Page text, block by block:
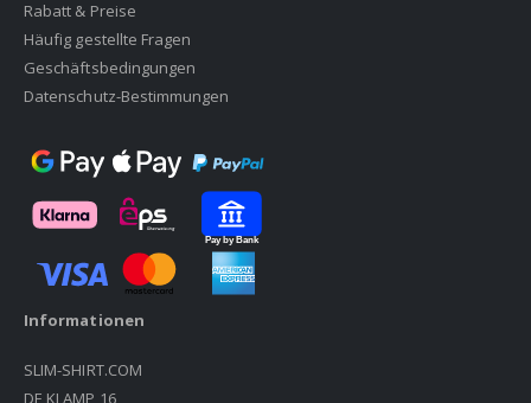
Rabatt & Preise
Häufig gestellte Fragen
Geschäftsbedingungen
Datenschutz-Bestimmungen
Informationen
SLIM-SHIRT.COM